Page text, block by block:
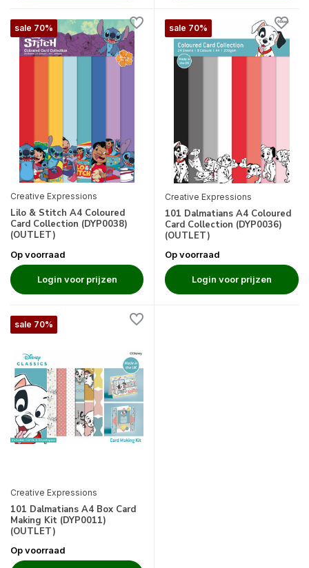
sale 70%
Creative Expressions
Lilo & Stitch A4 Coloured
Card Collection (DYP0038)
(OUTLET)
Op voorraad
Login voor prijzen
sale 70%
Creative Expressions
101 Dalmatians A4 Coloured
Card Collection (DYP0036)
(OUTLET)
Op voorraad
Login voor prijzen
sale 70%
Creative Expressions
101 Dalmatians A4 Box Card
Making Kit (DYP0011)
(OUTLET)
Op voorraad